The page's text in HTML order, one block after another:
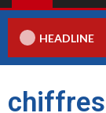
HEADLINE
chiffres